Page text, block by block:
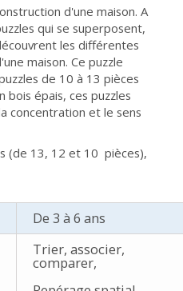
d'une maison. A
qui se superposent,
les différentes
maison. Ce puzzle
de 10 à 13 pièces
bois épais, ces puzzles
concentration et le sens
(de 13, 12 et 10 pièces),
De 3 à 6 ans
Trier, associer,
comparer,